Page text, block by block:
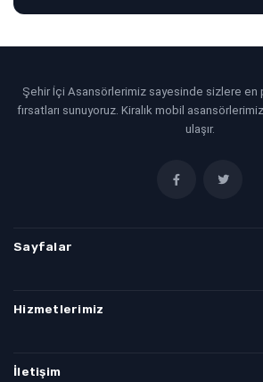
Şehir İçi Asansörlerimiz sayesinde sizlere en
fırsatları sunuyoruz. Kiralık mobil
ulaşır.
Sayfalar
Hizmetlerimiz
İletişim